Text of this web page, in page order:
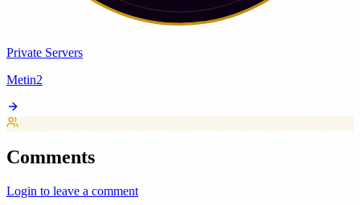
Private Servers
Metin2
Comments
Login to leave a comment